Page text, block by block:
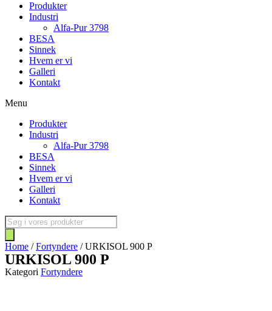
Produkter
Industri
Alfa-Pur 3798
BESA
Sinnek
Hvem er vi
Galleri
Kontakt
Menu
Produkter
Industri
Alfa-Pur 3798
BESA
Sinnek
Hvem er vi
Galleri
Kontakt
Products
search
Home /Fortyndere / URKISOL 900 P
URKISOL 900 P
Kategori Fortyndere